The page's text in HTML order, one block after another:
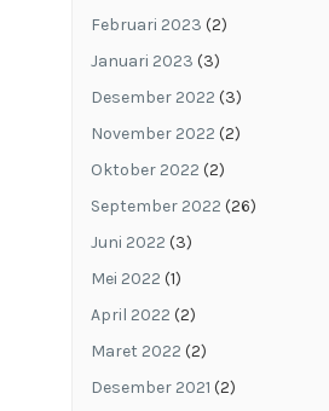
Februari 2023 (2)
Januari 2023 (3)
Desember 2022 (3)
November 2022 (2)
Oktober 2022 (2)
September 2022 (26)
Juni 2022 (3)
Mei 2022 (1)
April 2022 (2)
Maret 2022 (2)
Desember 2021 (2)